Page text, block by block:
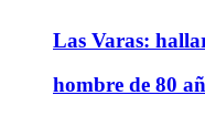
Las Varas:
hombre de 80